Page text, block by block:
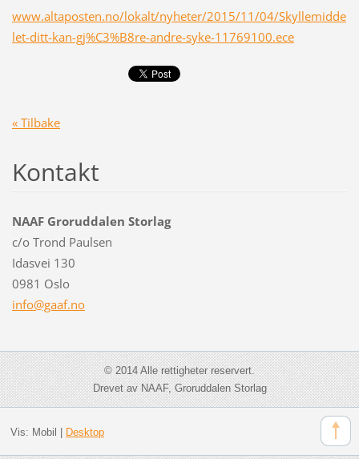
www.altaposten.no/lokalt/nyheter/2015/11/04/Skyllemidde
let-ditt-kan-gj%C3%B8re-andre-syke-11769100.ece
« Tilbake
Kontakt
NAAF Groruddalen Storlag
c/o Trond Paulsen
Idasvei 130
0981 Oslo
info@gaaf.no
© 2014 Alle rettigheter reservert.
Drevet av NAAF, Groruddalen Storlag
Vis: Mobil Desktop